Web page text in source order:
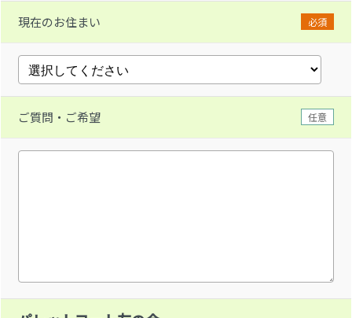
現在のお住まい 必須
ご質問・ご希望 任意